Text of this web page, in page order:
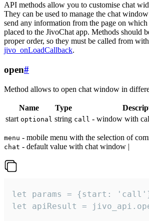
API methods allow you to customise chat
They can be used to manage the chat
send any information from the page on
placed to the JivoChat app. Methods should
proper order, so they must be called from
jivo_onLoadCallback.
open#
Method allows to open chat window in
Name Type
start optional string call - window with
menu - mobile menu with the selection of
chat - default value with chat window |
let params = {start:
let apiResult =